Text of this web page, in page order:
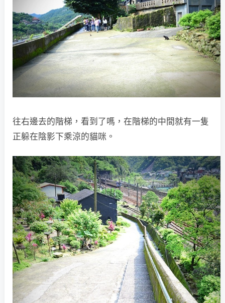
往右邊去的階梯，看到了嗎，在階梯的中間就有一隻
正躲在陰影下乘涼的貓咪。